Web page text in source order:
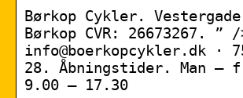
Børkop Cykler.
Børkop CVR: 26673267. ” /
info@boerkopcykler.dk ·
28. Åbningstider. Man –
9.00 – 17.30